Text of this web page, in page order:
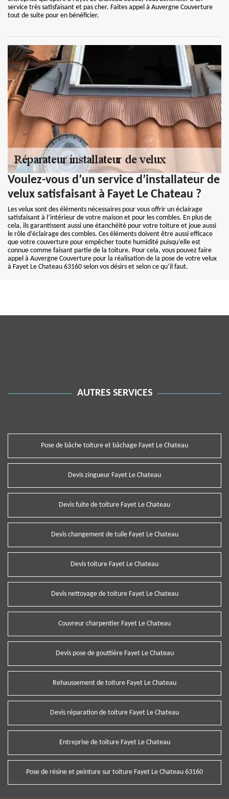
service très satisfaisant et pas cher. Faites appel à Auvergne Couverture
tout de suite pour en bénéficier.
Voulez-vous d’un service d’installateur de
velux satisfaisant à Fayet Le Chateau ?
Les velux sont des éléments nécessaires pour vous offrir un éclairage
satisfaisant à l’intérieur de votre maison et pour les combles. En plus de
cela, ils garantissent aussi une étanchéité pour votre toiture et joue aussi
le rôle d’éclairage des combles. Ces éléments doivent être aussi efficace
que votre couverture pour empêcher toute humidité puisqu’elle est
connue comme faisant partie de la toiture. Pour cela, vous pouvez faire
appel à Auvergne Couverture pour la réalisation de la pose de votre velux
à Fayet Le Chateau 63160 selon vos désirs et selon ce qu’il faut.
AUTRES SERVICES
Pose de bâche toiture et bâchage Fayet Le Chateau
Devis zingueur Fayet Le Chateau
Devis fuite de toiture Fayet Le Chateau
Devis changement de tuile Fayet Le Chateau
Devis toiture Fayet Le Chateau
Devis nettoyage de toiture Fayet Le Chateau
Couvreur charpentier Fayet Le Chateau
Devis pose de gouttière Fayet Le Chateau
Rehaussement de toiture Fayet Le Chateau
Devis réparation de toiture Fayet Le Chateau
Entreprise de toiture Fayet Le Chateau
Pose de résine et peinture sur toiture Fayet Le Chateau 63160